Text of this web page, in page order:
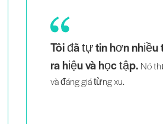
Là một bà mẹ của cặp song
người phụ nữ da đen và
nhìn thấy những người